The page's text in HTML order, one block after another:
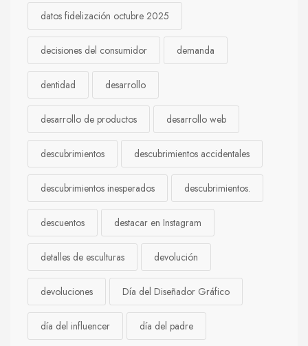
datos fidelización octubre 2025
decisiones del consumidor demanda
dentidad desarrollo
desarrollo de productos desarrollo web
descubrimientos descubrimientos accidentales
descubrimientos inesperados descubrimientos.
descuentos destacar en Instagram
detalles de esculturas devolución
devoluciones Día del Diseñador Gráfico
día del influencer día del padre